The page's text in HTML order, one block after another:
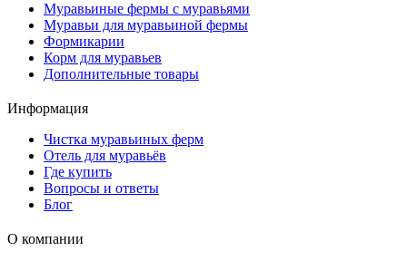
Муравьиные фермы с муравьями
Муравьи для муравьиной фермы
Формикарии
Корм для муравьев
Дополнительные товары
Информация
Чистка муравьиных ферм
Отель для муравьёв
Где купить
Вопросы и ответы
Блог
О компании